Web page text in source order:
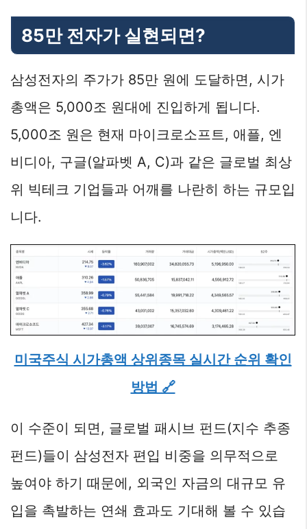
85만 전자가 실현되면?
삼성전자의 주가가 85만 원에 도달하면, 시가
총액은 5,000조 원대에 진입하게 됩니다.
5,000조 원은 현재 마이크로소프트, 애플, 엔
비디아, 구글(알파벳 A, C)과 같은 글로벌 최상
위 빅테크 기업들과 어깨를 나란히 하는 규모입
니다.
미국주식 시가총액 상위종목 실시간 순위 확인
방법 🔗
이 수준이 되면, 글로벌 패시브 펀드(지수 추종
펀드)들이 삼성전자 편입 비중을 의무적으로
높여야 하기 때문에, 외국인 자금의 대규모 유
입을 촉발하는 연쇄 효과도 기대해 볼 수 있습